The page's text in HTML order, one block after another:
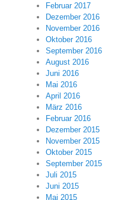
Februar 2017
Dezember 2016
November 2016
Oktober 2016
September 2016
August 2016
Juni 2016
Mai 2016
April 2016
März 2016
Februar 2016
Dezember 2015
November 2015
Oktober 2015
September 2015
Juli 2015
Juni 2015
Mai 2015